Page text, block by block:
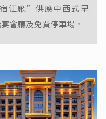
江廳”供應中西式早
會廳及免費停車場‌。